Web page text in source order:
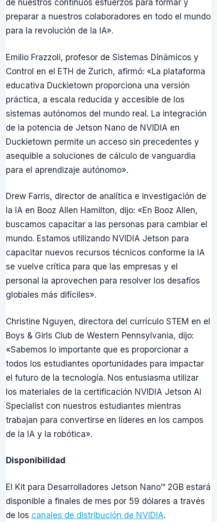
de nuestros continuos esfuerzos para formar y
preparar a nuestros colaboradores en todo el mundo
para la revolución de la IA».
Emilio Frazzoli, profesor de Sistemas Dinámicos y
Control en el ETH de Zurich, afirmó: «La plataforma
educativa Duckietown proporciona una versión
práctica, a escala reducida y accesible de los
sistemas autónomos del mundo real. La integración
de la potencia de Jetson Nano de NVIDIA en
Duckietown permite un acceso sin precedentes y
asequible a soluciones de cálculo de vanguardia
para el aprendizaje autónomo».
Drew Farris, director de analítica e investigación de
la IA en Booz Allen Hamilton, dijo: «En Booz Allen,
buscamos capacitar a las personas para cambiar el
mundo. Estamos utilizando NVIDIA Jetson para
capacitar nuevos recursos técnicos conforme la IA
se vuelve crítica para que las empresas y el
personal la aprovechen para resolver los desafíos
globales más difíciles».
Christine Nguyen, directora del currículo STEM en el
Boys & Girls Club de Western Pennsylvania, dijo:
«Sabemos lo importante que es proporcionar a
todos los estudiantes oportunidades para impactar
el futuro de la tecnología. Nos entusiasma utilizar
los materiales de la certificación NVIDIA Jetson AI
Specialist con nuestros estudiantes mientras
trabajan para convertirse en líderes en los campos
de la IA y la robótica».
Disponibilidad
El Kit para Desarrolladores Jetson Nano™ 2GB estará
disponible a finales de mes por 59 dólares a través
de los canales de distribución de NVIDIA.